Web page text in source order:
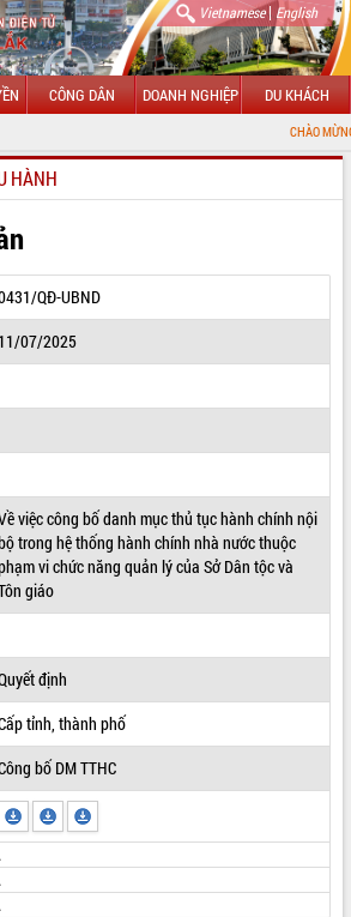
Vietnamese| English
CÔNG DÂN DOANH NGHIỆP DU KHÁCH
CHÀO MỪNG ĐẾN VỚI
HÀNH
QĐ-UBND
11/07/2025
việc công bố danh mục thủ tục hành chính nội
trong hệ thống hành chính nhà nước thuộc
vi chức năng quản lý của Sở Dân tộc và
giáo
định
tỉnh, thành phố
bố DM TTHC